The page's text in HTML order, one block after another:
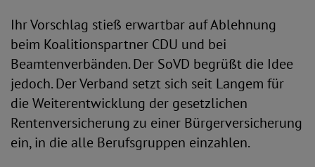
Ihr Vorschlag stieß erwartbar auf Ablehnung
beim Koalitionspartner CDU und bei
Beamtenverbänden. Der SoVD begrüßt die Idee
jedoch. Der Verband setzt sich seit Langem für
die Weiterentwicklung der gesetzlichen
Rentenversicherung zu einer Bürgerversicherung
ein, in die alle Berufsgruppen einzahlen.